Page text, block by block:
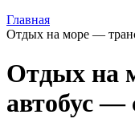
Главная
Отдых на море —
Отдых на
автобус —